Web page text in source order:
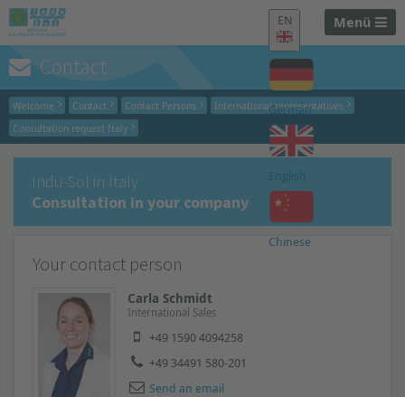
Menü
EN
German
Chinese
Contact
Welcome Contact Contact Persons
International representatives
Consultation request Italy
Indu-Sol in Italy
Consultation in your company
Your contact person
Carla Schmidt
International Sales
+49 1590 4094258
+49 34491 580-201
Send an email